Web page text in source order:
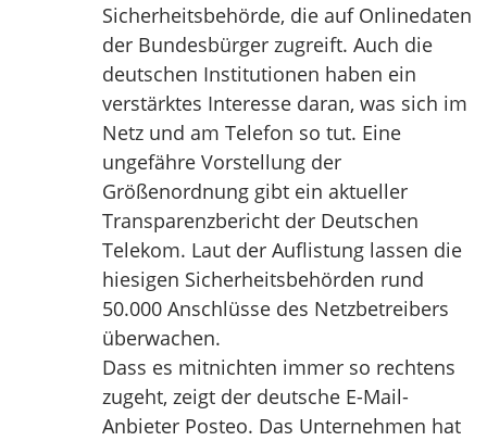
Sicherheitsbehörde, die auf Onlinedaten
der Bundesbürger zugreift. Auch die
deutschen Institutionen haben ein
verstärktes Interesse daran, was sich im
Netz und am Telefon so tut. Eine
ungefähre Vorstellung der
Größenordnung gibt ein aktueller
Transparenzbericht der Deutschen
Telekom. Laut der Auflistung lassen die
hiesigen Sicherheitsbehörden rund
50.000 Anschlüsse des Netzbetreibers
überwachen.
Dass es mitnichten immer so rechtens
zugeht, zeigt der deutsche E-Mail-
Anbieter Posteo. Das Unternehmen hat